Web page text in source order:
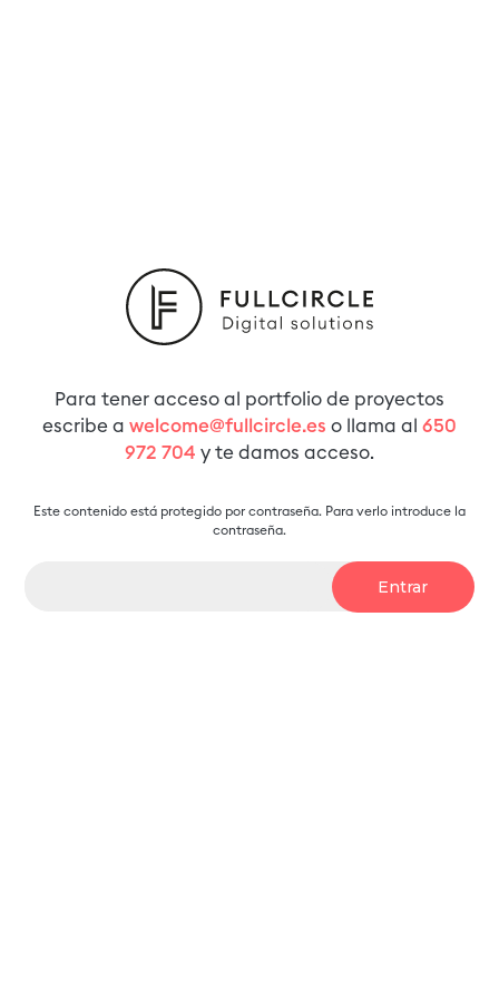
Para tener acceso al portfolio de proyectos
escribe a welcome@fullcircle.es o llama al 650
972 704 y te damos acceso.
Este contenido está protegido por contraseña. Para verlo introduce la
contraseña.